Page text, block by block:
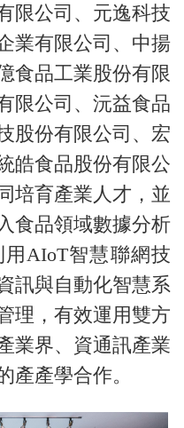
限公司、元逸科技
業有限公司、中揚
食品工業股份有限
限公司、沅益食品
股份有限公司、宏
皓食品股份有限公
培育產業人才，並
食品領域數據分析
AIoT智慧聯網技
訊與自動化智慧系
理，有效運用雙方
業界、資通訊產業
產產學合作。